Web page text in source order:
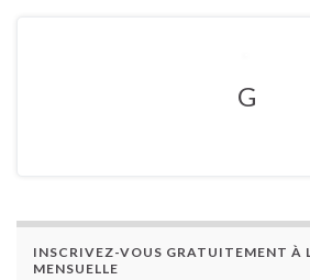
G
INSCRIVEZ-VOUS GRATUITEMENT À
MENSUELLE